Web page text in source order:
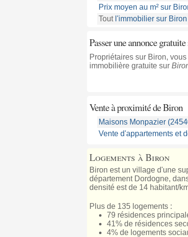
Prix moyen au m² sur
Tout l'immobilier sur Biron
Passer une annonce
Propriétaires sur Biron,
immobilière gratuite sur
Vente à proximitéde Biron
Maisons Monpazier
Vente d'appartements et
Logements à Biron
Biron est un village d'une
département Dordogne,
densité est de 14 habitant/
Plus de 135 logements :
79 résidences
41% de résidences
4% de logements